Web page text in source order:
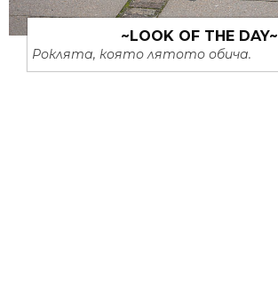
~LOOK OF THE DAY~
Роклята, която лятото обича.